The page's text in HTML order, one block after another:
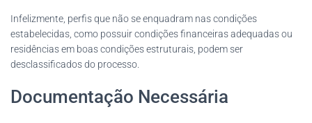
Infelizmente, perfis que não se enquadram nas condições
estabelecidas, como possuir condições financeiras adequadas ou
residências em boas condições estruturais, podem ser
desclassificados do processo.
Documentação Necessária